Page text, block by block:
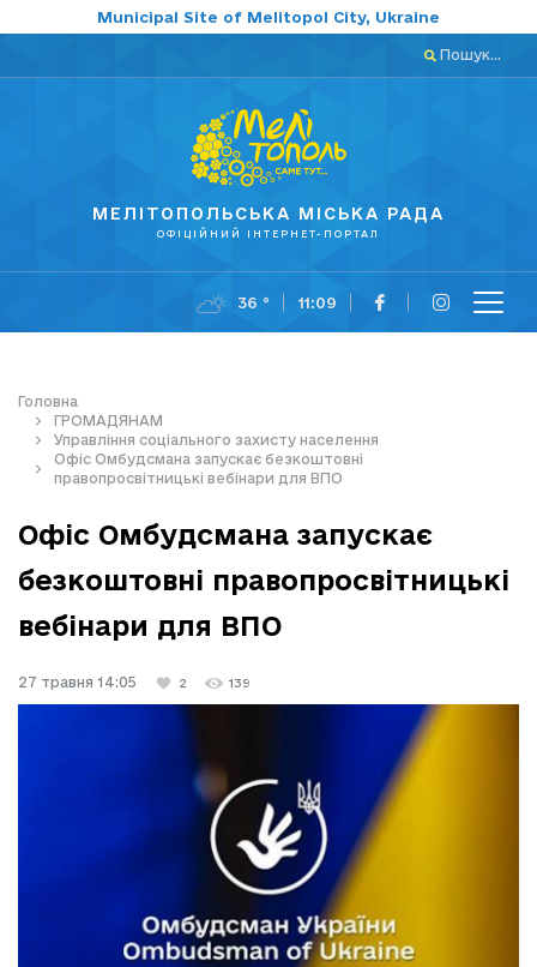
Municipal Site of Melitopol City, Ukraine
Пошук...
МЕЛІТОПОЛЬСЬКА МІСЬКА РАДА
ОФІЦІЙНИЙ ІНТЕРНЕТ-ПОРТАЛ
36 ° 11:09
Головна
ГРОМАДЯНАМ
Управління соціального захисту населення
Офіс Омбудсмана запускає безкоштовні
правопросвітницькі вебінари для ВПО
Офіс Омбудсмана запускає
безкоштовні правопросвітницькі
вебінари для ВПО
27 травня 14:05 2 139